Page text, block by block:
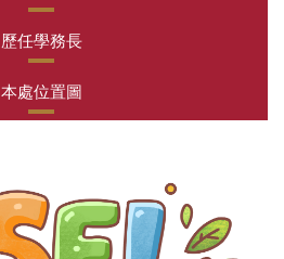
歷任學務長
本處位置圖